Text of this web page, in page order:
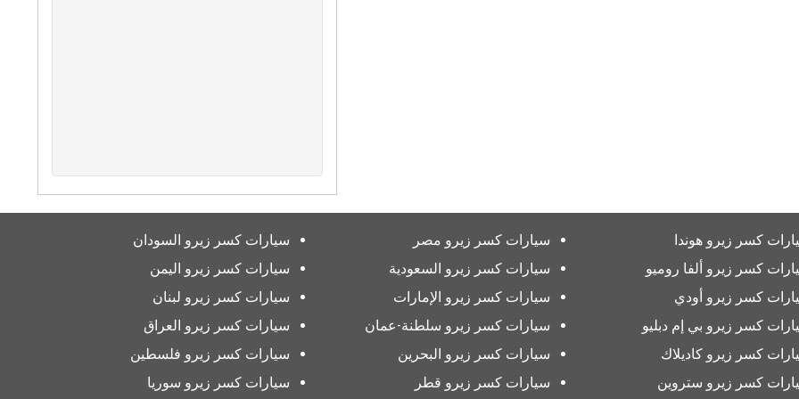
كسر زيرو هوندا
كسر زيرو ألفا روميو
كسر زيرو أودي
كسر زيرو بي إم دبليو
كسر زيرو كاديلاك
كسر زيرو ستروين
سيارات كسر زيرو مصر
سيارات كسر زيرو السعودية
سيارات كسر زيرو الإمارات
سيارات كسر زيرو سلطنة-عمان
سيارات كسر زيرو البحرين
سيارات كسر زيرو قطر
سيارات كسر زيرو السودان
سيارات كسر زيرو اليمن
سيارات كسر زيرو لبنان
سيارات كسر زيرو العراق
سيارات كسر زيرو فلسطين
سيارات كسر زيرو سوريا